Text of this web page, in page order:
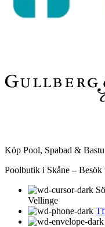
Köp Pool, Spabad &
Poolbutik i Skåne – Besök
Vellinge